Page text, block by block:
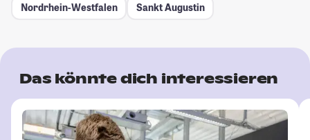
Nordrhein-Westfalen
Sankt Augustin
Das könnte dich interessieren